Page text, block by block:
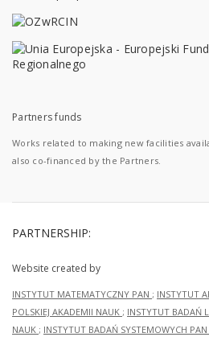
Partners funds
Works related to making new facilities
also co-financed by the Partners.
PARTNERSHIP:
Website created by
INSTYTUT MATEMATYCZNY PAN ; INSTYTUT
POLSKIEJ AKADEMII NAUK ; INSTYTUT BADAŃ
NAUK ; INSTYTUT BADAŃ SYSTEMOWYCH PAN